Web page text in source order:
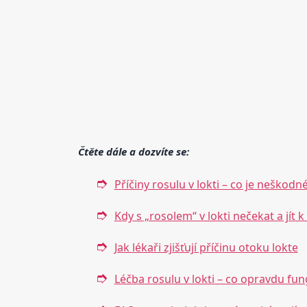
Čtěte dále a dozvíte se:
Příčiny rosulu v lokti – co je
Kdy s „rosolem“ v lokti nečekat a jít
Jak lékaři zjišťují příčinu otoku lokte
Léčba rosulu v lokti – co opravdu